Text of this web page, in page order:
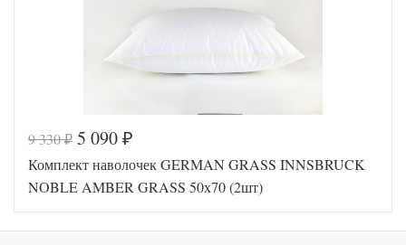
Код товара
561-598
Артикул
GG-11707
0
Размер
наволочек
70х70
(2шт)
9 330₽ 5 090 ₽
Комплект наволочек GERMAN GRASS INNSBRUCK
NOBLE AMBER GRASS 50х70 (2шт)